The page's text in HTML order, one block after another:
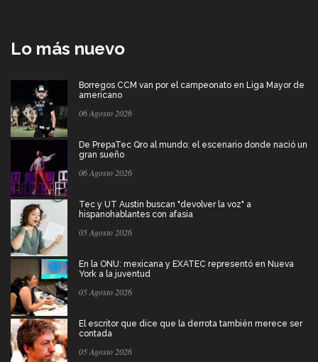
Lo más nuevo
Borregos CCM van por el campeonato en Liga Mayor de
americano
06 Agosto 2026
De PrepaTec Qro al mundo: el escenario donde nació un
gran sueño
06 Agosto 2026
Tec y UT Austin buscan "devolver la voz" a
hispanohablantes con afasia
05 Agosto 2026
En la ONU: mexicana y EXATEC representó en Nueva
York a la juventud
05 Agosto 2026
El escritor que dice que la derrota también merece ser
contada
05 Agosto 2026